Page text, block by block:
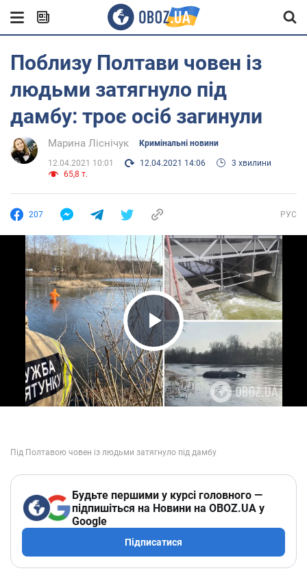
Поблизу Полтави човен із
людьми затягнуло під
дамбу: троє осіб загинули
Марина Ліснічук Кримінальні новини
12.04.2021 10:01 12.04.2021 14:06
3 хвилини
65,8 т.
207 РУС
Play Video
Будьте першими у курсі головного —
підпишіться на Новини на OBOZ.UA у
Google
Підписатися